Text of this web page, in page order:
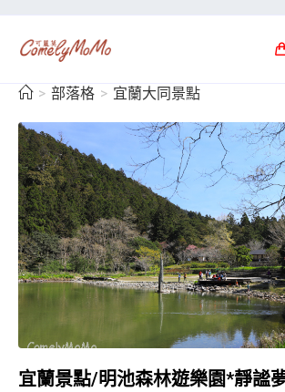
> 部落格 > 宜蘭大同景點
宜蘭景點/明池森林遊樂園*靜謐